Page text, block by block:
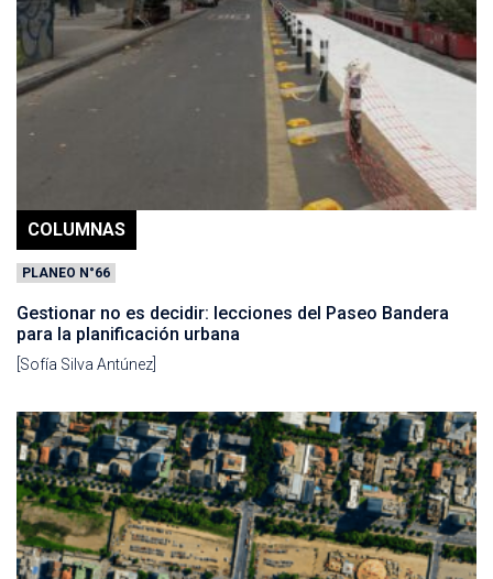
COLUMNAS
PLANEO N°66
Gestionar no es decidir: lecciones del Paseo Bandera
para la planificación urbana
[Sofía Silva Antúnez]